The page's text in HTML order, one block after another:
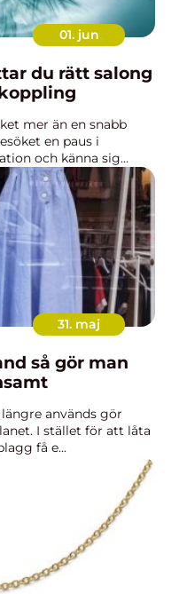
01. jun
mer än en snabb
en paus i
och känna sig...
31. maj
används gör
I stället för att låta
få e...